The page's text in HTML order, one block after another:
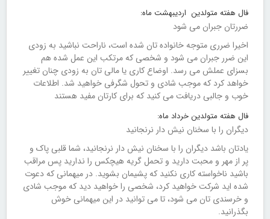
فال هفته متولدین اردیبهشت ماه:
ضررتان جبران می شود
اخیرا ضرری متوجه خانواده تان شده است، ناراحت نباشید به زودی
این ضرر جبران می شود و شخصی که مرتکب این عمل شده هم
بسزای عملش می رسد. اوضاع کاری یا مالی تان به زودی چنان تغییر
خواهد کرد که موجب شادی و تحول شگرفی خواهید شد. اطلاعات
خوب و جالبی دریافت می کنید که برای کارتان مفید هستند
فال هفته متولدین خرداد ماه:
دیگران را با سخنان نیش دار نرنجانید
یادتان باشد دیگران را با سخنان نیش دار نرنجانید، شما قلبی پاک و
پر از مهر و محبت دارید و تحمل گریه هیچکس را ندارید پس مراقب
باشید ناخواسته کاری نکنید که پشیمان بشوید. در میهمانی که دعوت
شده اید شرکت خواهید کرد، شخصی را خواهید دید که موجب شادی
و خرسندی تان می شود، تا می توانید در این میهمانی خوش
بگذرانید.